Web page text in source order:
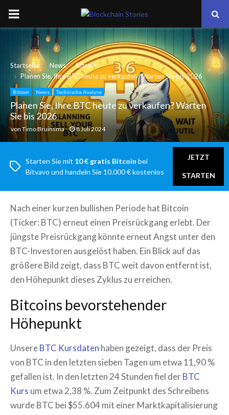
PRIMARY
MENU
Startseite News
Bitcoin
Planen Sie, Ihre BTC heute zu verkaufen? Warten Sie bis 2026
Bitcoin News Technische Analyse
Planen Sie, Ihre BTC heute zu verkaufen? Warten
Sie bis 2026
von Timo Bruinsma 8 Juli 2024
Starten Sie mit 10 € gratis Bitcoin bei
Bitvavo und handeln Sie 10.000 € kostenlos
JETZT
STARTEN
Nach einer kurzen bullishen Periode hat Bitcoin
(Ticker: BTC) erneut einen Preisrückgang erlebt. Der
jüngste Preisrückgang könnte erneut Angst unter den
BTC-Investoren ausgelöst haben. Ein Blick auf das
größere Bild zeigt, dass BTC weit davon entfernt ist,
den Höhepunkt dieses Zyklus zu erreichen.
Bitcoins bevorstehender
Höhepunkt
UnsereBTC Kursdaten haben gezeigt, dass der Preis
von BTC in den letzten sieben Tagen um etwa 11,90 %
gefallen ist. In den letzten 24 Stunden fiel derBTC
Kurs um etwa 2,38 %. Zum Zeitpunkt des Schreibens
wurde BTC bei $55.604 mit einer Marktkapitalisierung